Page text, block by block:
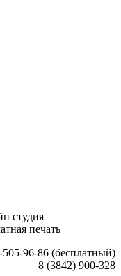
студия
печать
505-96-86 (бесплатный)
8 (3842) 900-328